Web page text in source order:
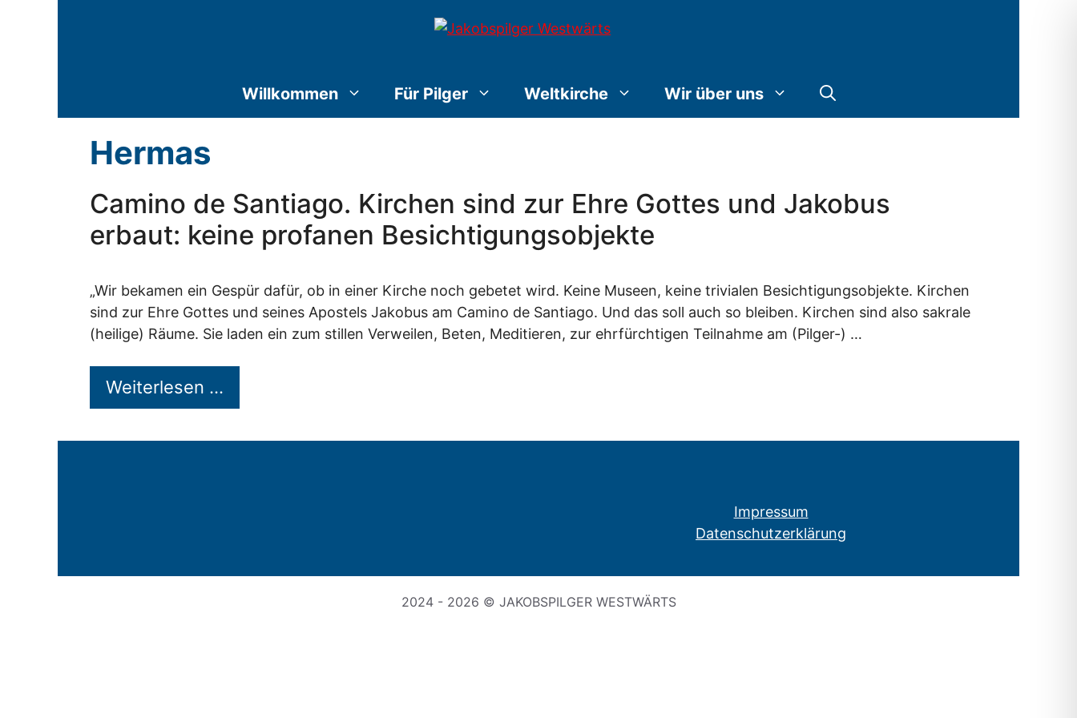
Willkommen Für Pilger Weltkirche Wir über uns
Hermas
Camino de Santiago. Kirchen sind zur Ehre Gottes und Jakobus
erbaut: keine profanen Besichtigungsobjekte
„Wir bekamen ein Gespür dafür, ob in einer Kirche noch gebetet wird. Keine Museen, keine trivialen Besichtigungsobjekte. Kirchen
sind zur Ehre Gottes und seines Apostels Jakobus am Camino de Santiago. Und das soll auch so bleiben. Kirchen sind also sakrale
(heilige) Räume. Sie laden ein zum stillen Verweilen, Beten, Meditieren, zur ehrfürchtigen Teilnahme am (Pilger-) …
Weiterlesen …
Impressum
Datenschutzerklärung
2024 - 2026 © JAKOBSPILGER WESTWÄRTS